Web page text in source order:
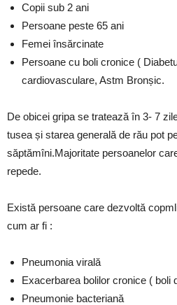
Copii sub 2 ani
Persoane peste 65 ani
Femei însărcinate
Persoane cu boli cronice (
cardiovasculare, Astm Bronșic.
De obicei gripa se tratează în 3- 7
tusea și starea generală de rău pot
săptămîni.Majoritate persoanelor
repede.
Există persoane care dezvoltă
cum ar fi :
Pneumonia virală
Exacerbarea bolilor cronice ( boli
Pneumonie bacteriană